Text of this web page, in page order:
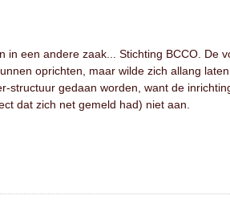
in een andere zaak... Stichting BCCO. De
oprichten, maar wilde zich allang
structuur gedaan worden, want de
dat zich net gemeld had) niet aan.